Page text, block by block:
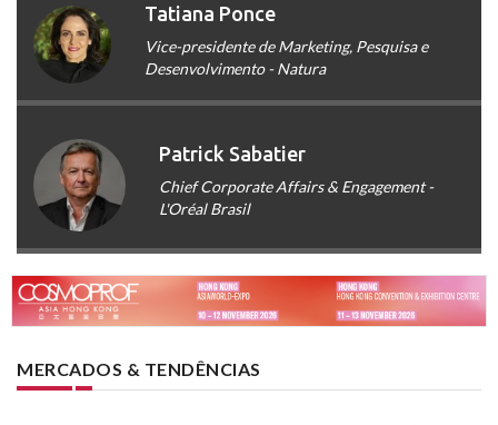
Tatiana Ponce
Vice-presidente de Marketing, Pesquisa e
Desenvolvimento - Natura
Patrick Sabatier
Chief Corporate Affairs & Engagement -
L'Oréal Brasil
MERCADOS & TENDÊNCIAS